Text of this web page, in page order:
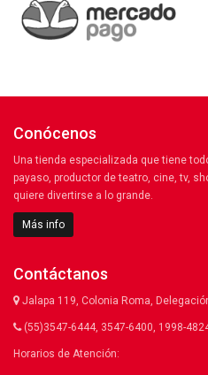
Conócenos
Una tienda especializada que tiene
payaso, productor de teatro, cine, tv,
quiere divertirse a lo grande.
Más info
Contáctanos
Jalapa 119, Colonia Roma,
(55)3547-6444, 3547-6400, 1998-
Horarios de Atención: